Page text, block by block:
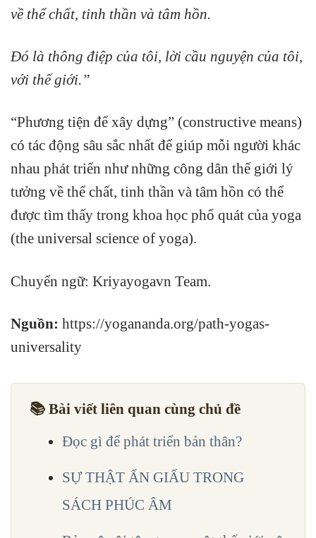
về thể chất, tinh thần và tâm hồn.
Đó là thông điệp của tôi, lời cầu nguyện của tôi,
với thế giới.”
“Phương tiện để xây dựng” (constructive means)
có tác động sâu sắc nhất để giúp mỗi người khác
nhau phát triển như những công dân thế giới lý
tưởng về thể chất, tinh thần và tâm hồn có thể
được tìm thấy trong khoa học phổ quát của yoga
(the universal science of yoga).
Chuyển ngữ: Kriyayogavn Team.
Nguồn: https://yogananda.org/path-yogas-
universality
📚 Bài viết liên quan cùng chủ đề
Đọc gì để phát triển bản thân?
SỰ THẬT ẨN GIẤU TRONG
SÁCH PHÚC ÂM